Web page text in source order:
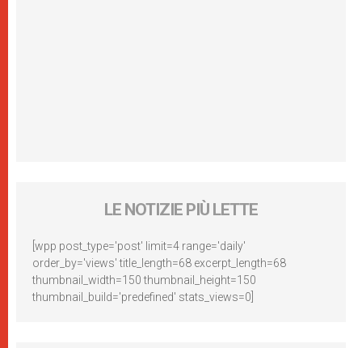
LE NOTIZIE PIÙ LETTE
[wpp post_type='post' limit=4 range='daily'
order_by='views' title_length=68 excerpt_length=68
thumbnail_width=150 thumbnail_height=150
thumbnail_build='predefined' stats_views=0]